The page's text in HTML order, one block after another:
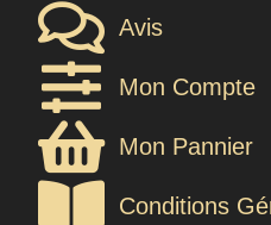
Avis
Mon Compte
Mon Pannier
Conditions